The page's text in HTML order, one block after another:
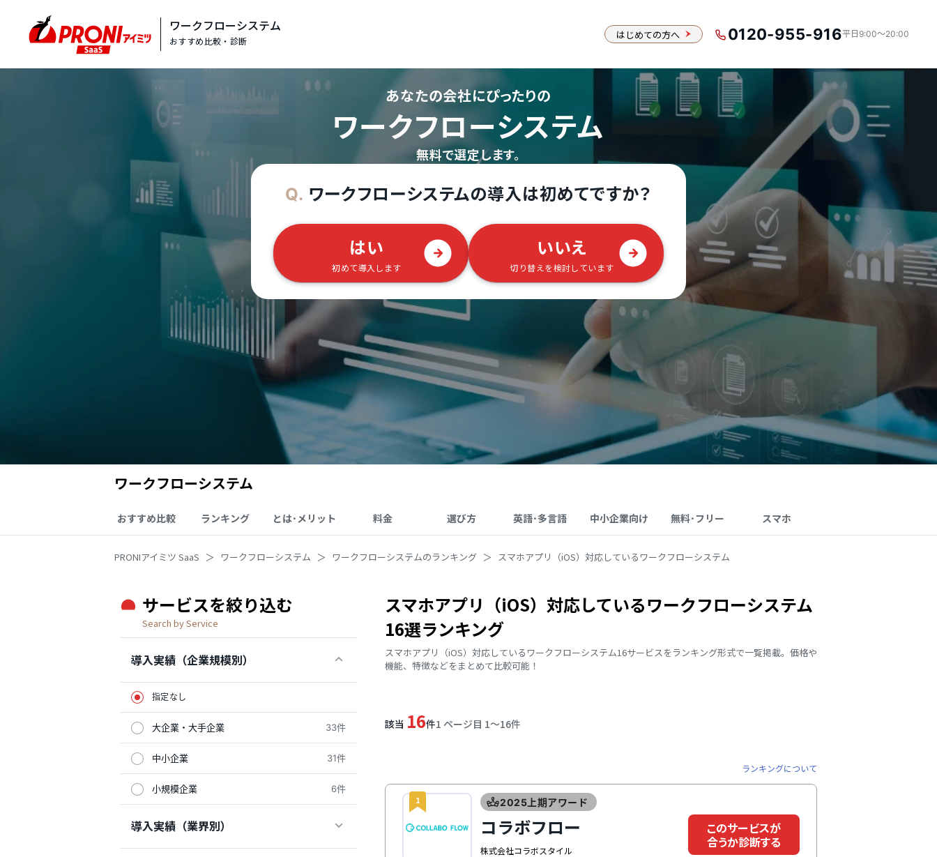
ワークフローシステム
おすすめ比較・診断 はじめての方へ 0120-955-916平日9:00〜20:00
あなたの会社にぴったりの
ワークフローシステム
無料で選定します。
Q. ワークフローシステムの導入は初めてですか？
はい
初めて導入します
いいえ
切り替えを検討しています
ワークフローシステム
おすすめ比較 ランキング とは･メリット 料金 選び方 英語･多言語 中小企業向け 無料･フリー スマホ
PRONIアイミツ SaaS ワークフローシステム ワークフローシステムのランキング スマホアプリ（iOS）対応しているワークフローシステム
サービスを絞り込む
Search by Service
導入実績（企業規模別）
指定なし
大企業・大手企業 33件
中小企業 31件
小規模企業 6件
導入実績（業界別）
スマホアプリ（iOS）対応しているワークフローシステム
16選ランキング
スマホアプリ（iOS）対応しているワークフローシステム16サービスをランキング形式で一覧掲載。価格や
機能、特徴などをまとめて比較可能！
該当 16件1 ページ目 1〜16件
ランキングについて
1 2025上期アワード
コラボフロー
株式会社コラボスタイル
このサービスが
合うか診断する